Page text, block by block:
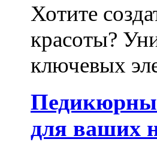
Хотите
красоты?
ключевых
для ваших